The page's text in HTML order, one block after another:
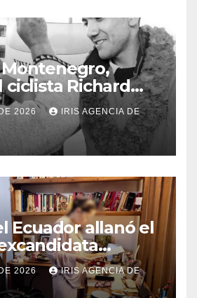
ciclista Richard
en Tulcán, a
2026 IRIS AGENCIA DE
Ecuador allanó el
vinculada al caso
2026 IRIS AGENCIA DE